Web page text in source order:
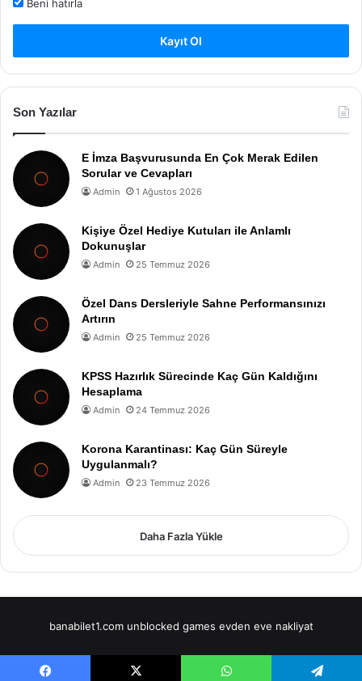
Beni hatırla
Kayıt Ol
Son Yazılar
E İmza Başvurusunda En Çok Merak Edilen
Sorular ve Cevapları
Admin 1 Ağustos 2026
Kişiye Özel Hediye Kutuları ile Anlamlı
Dokunuşlar
Admin 25 Temmuz 2026
Özel Dans Dersleriyle Sahne Performansınızı
Artırın
Admin 25 Temmuz 2026
KPSS Hazırlık Sürecinde Kaç Gün Kaldığını
Hesaplama
Admin 24 Temmuz 2026
Korona Karantinası: Kaç Gün Süreyle
Uygulanmalı?
Admin 23 Temmuz 2026
Daha Fazla Yükle
banabilet1.com unblocked games evden eve nakliyat